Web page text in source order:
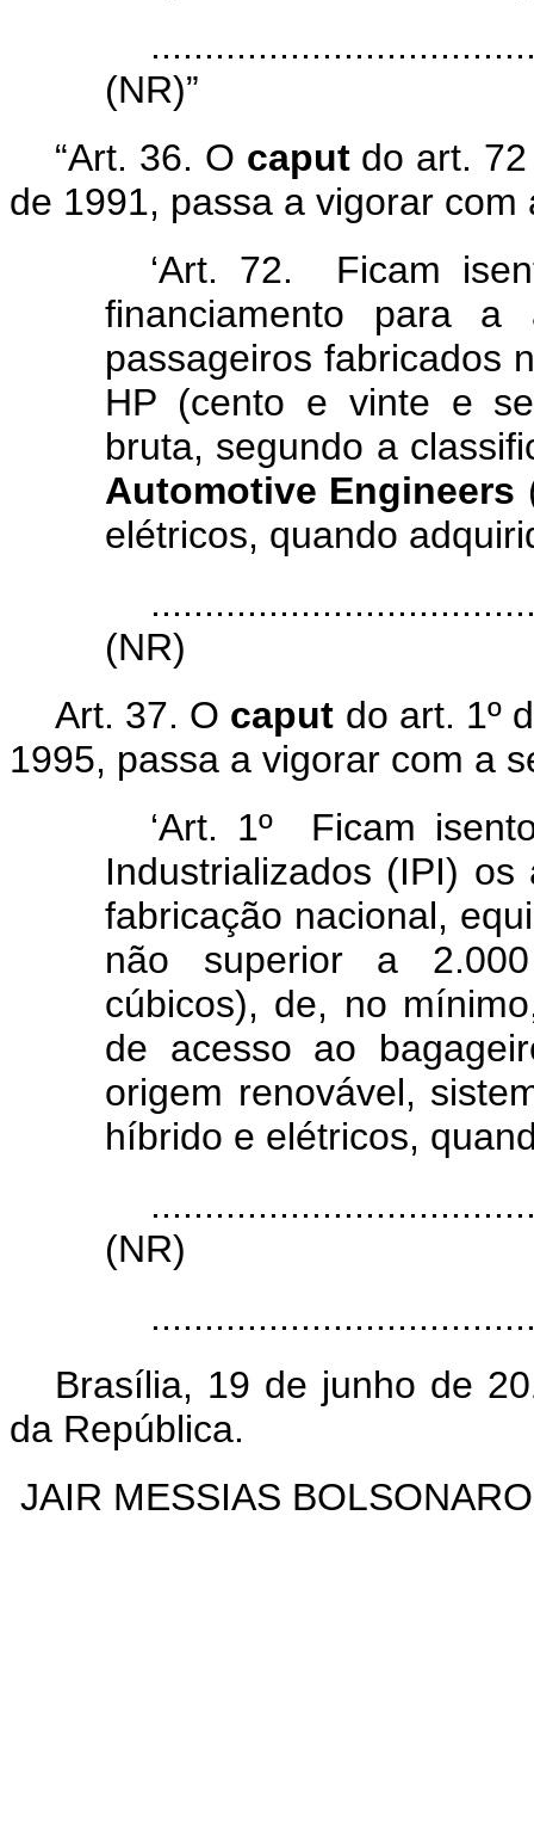
(NR)”
“Art. 36. O caputdo art. 72
de 1991, passa a vigorar com
‘Art. 72. Ficam
financiamento para a
passageiros fabricados
HP (cento e vinte e
bruta, segundo a
Automotive Engineers
elétricos, quando
(NR)
Art. 37. O caput do art. 1º
1995, passa a vigorar com a
‘Art. 1º Ficam
Industrializados (IPI)
fabricação nacional,
não superior a
cúbicos), de, no
de acesso ao
origem renovável,
híbrido e elétricos,
(NR)
Brasília, 19 de junho de
da República.
JAIR MESSIAS BOLSONARO